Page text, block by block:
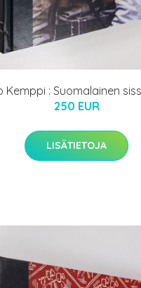
Kemppi : Suomalainen
250 EUR
LISÄTIETOJA